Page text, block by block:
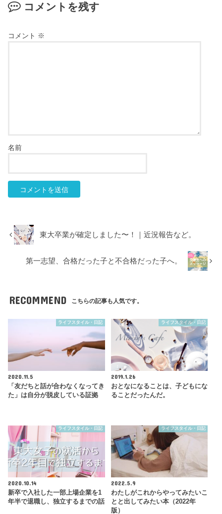
コメントを残す
コメント ※
名前
東大卒業が確定しました〜！｜近況報告など。
第一志望、合格だった子と不合格だった子へ。
RECOMMEND こちらの記事も人気です。
ライフスタイル・日記
2020.11.5
「友だちと話が合わなくなってき
た」は自分が脱皮している証拠
ライフスタイル・日記
2019.1.26
おとなになることは、子どもにな
ることだったんだ。
ライフスタイル・日記
2020.10.14
新卒で入社した一部上場企業を1
年半で退職し、独立するまでの話
ライフスタイル・日記
2022.5.9
わたしがこれからやってみたいこ
とと出してみたい本（2022年
版）